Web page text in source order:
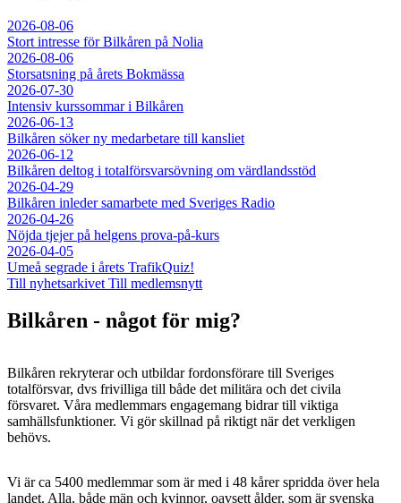
2026-08-06
Stort intresse för Bilkåren på Nolia
2026-08-06
Storsatsning på årets Bokmässa
2026-07-30
Intensiv kurssommar i Bilkåren
2026-06-13
Bilkåren söker ny medarbetare till kansliet
2026-06-12
Bilkåren deltog i totalförsvarsövning om värdlandsstöd
2026-04-29
Bilkåren inleder samarbete med Sveriges Radio
2026-04-26
Nöjda tjejer på helgens prova-på-kurs
2026-04-05
Umeå segrade i årets TrafikQuiz!
Till nyhetsarkivet Till medlemsnytt
Bilkåren - något för mig?
Bilkåren rekryterar och utbildar fordonsförare till Sveriges
totalförsvar, dvs frivilliga till både det militära och det civila
försvaret. Våra medlemmars engagemang bidrar till viktiga
samhällsfunktioner. Vi gör skillnad på riktigt när det verkligen
behövs.
Vi är ca 5400 medlemmar som är med i 48 kårer spridda över hela
landet. Alla, både män och kvinnor, oavsett ålder, som är svenska